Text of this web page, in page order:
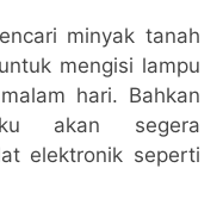
minyak tanah
mengisi lampu
hari. Bahkan
akan segera
elektronik seperti